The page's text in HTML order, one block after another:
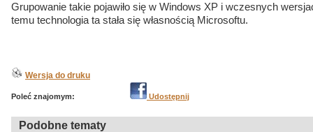
Grupowanie takie pojawiło się w Windows XP i wczesnych
temu technologia ta stała się własnością Microsoftu.
Wersja do druku
Poleć znajomym: Udostępnij
Podobne tematy